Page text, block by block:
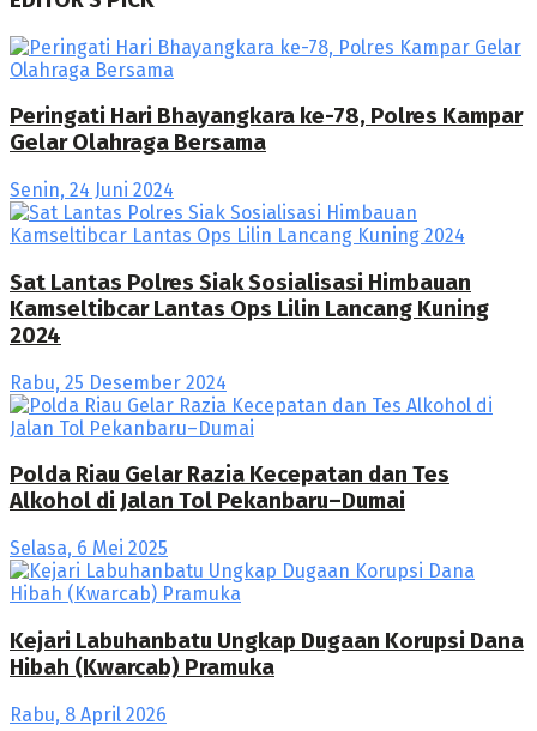
Peringati Hari Bhayangkara ke-78, Polres Kampar
Gelar Olahraga Bersama
Senin, 24 Juni 2024
Sat Lantas Polres Siak Sosialisasi Himbauan
Kamseltibcar Lantas Ops Lilin Lancang Kuning
2024
Rabu, 25 Desember 2024
Polda Riau Gelar Razia Kecepatan dan Tes
Alkohol di Jalan Tol Pekanbaru–Dumai
Selasa, 6 Mei 2025
Kejari Labuhanbatu Ungkap Dugaan Korupsi Dana
Hibah (Kwarcab) Pramuka
Rabu, 8 April 2026